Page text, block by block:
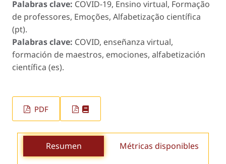
Palabras clave: COVID-19, Ensino virtual, Formação
de professores, Emoções, Alfabetização científica
(pt).
Palabras clave: COVID, enseñanza virtual,
formación de maestros, emociones, alfabetización
científica (es).
PDF
Resumen Métricas disponibles